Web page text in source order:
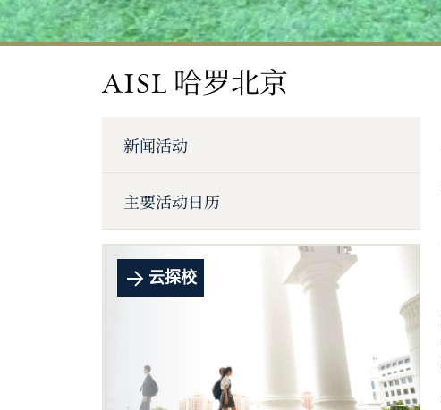
AISL 哈罗北京
新闻活动
主要活动日历
云探校